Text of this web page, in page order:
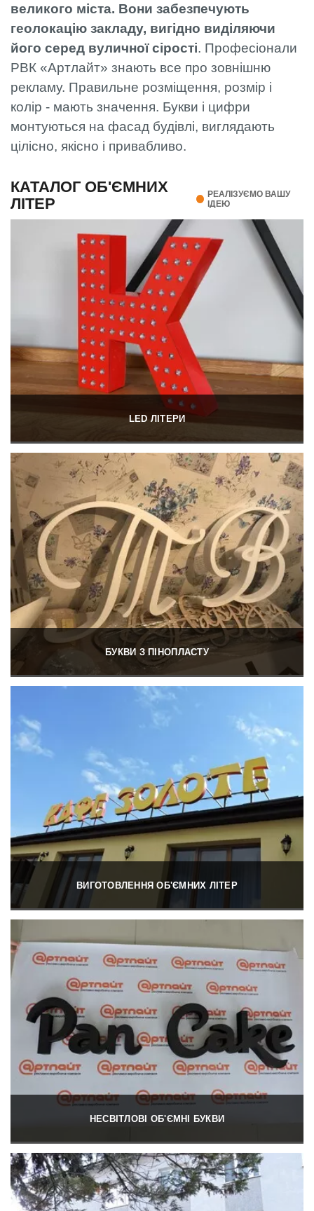
великого міста. Вони забезпечують
геолокацію закладу, вигідно виділяючи
його серед вуличної сірості. Професіонали
РВК «Артлайт» знають все про зовнішню
рекламу. Правильне розміщення, розмір і
колір - мають значення. Букви і цифри
монтуються на фасад будівлі, виглядають
цілісно, ​​якісно і привабливо.
КАТАЛОГ ОБ'ЄМНИХ
ЛІТЕР
РЕАЛІЗУЄМО ВАШУ
ІДЕЮ
LED ЛІТЕРИ
БУКВИ З ПІНОПЛАСТУ
ВИГОТОВЛЕННЯ ОБ'ЄМНИХ ЛІТЕР
НЕСВІТЛОВІ ОБ'ЄМНІ БУКВИ